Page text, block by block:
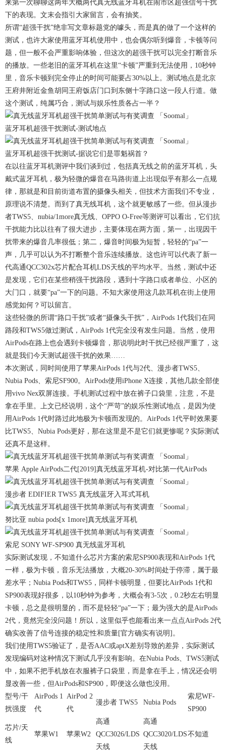
来第一次聊聊这两年大概两代真无线蓝牙耳机在闹市区超强信号干扰
下的表现。文末会指引大家留言，会有抽奖。
所谓“超强干扰”绝非写文章标题党的噱头，而是真的做了一个这样的
测试，也许大家使用蓝牙耳机使用中，也会偶尔听到爆音，卡顿等问
题，但一般不会严重影响体验，但这次的超强干扰可以完全打断音乐
的播放。一些老旧的蓝牙耳机在这里“卡顿”严重到无法使用，10秒钟
里，音乐卡顿到完全停止的时间可能要占30%以上。测试地点是北京
王府井附近金鱼胡同王府饭店门口到东侧十字路口这一段人行道。做
这个测试，纯属巧合，测试与娱乐性质各占一半？
蓝牙耳机超强干扰测试-测试地点
蓝牙耳机超强干扰测试-据说它们是罪魁祸首？
在以往蓝牙耳机测评中我们谈到过，包括真无线之前的蓝牙耳机，头
戴式蓝牙耳机，极为轻微的爆音在马路街道上出现似乎有那么一点规
律，那就是和目前街道布置的摄像头相关，但技术方面我们不专业，
原理说不清楚。而到了真无线耳机，这个就更敏感了一些。但从漫步
者TWS5、nubia/1more真无线、OPPO O-Free等测评可以看出，它们抗
干扰能力比以往有了很大进步，主要体现在两方面，第一，出现因干
扰带来的爆音几率很低；第二，爆音时间极为短暂，轻轻的“pa”一
声，几乎可以认为不打断整个音乐连续播放。这也许可以代表了新一
代高通QCC302x芯片配合耳机LDS天线的平均水平。当然，测试中还
是发现，它们在某些稍强干扰路段，遇到十字路口或者单位、小区的
大门口，就要“pa”一下的问题。不知大家使用这几款耳机在街上使用
感觉如何？可以留言。
这些轻微的所谓“路口干扰”或者“摄像头干扰”，AirPods 1代我们在同
路段和TWS5做过测试，AirPods 1代完全没有发生问题。当然，使用
AirPods在路上也会遇到卡顿爆音，那说明此时干扰已经很严重了，这
就是我们今天测试超强干扰的效果……
本次测试，同时间使用了苹果AirPods 1代与2代、漫步者TWS5、
Nubia Pods、索尼SF900。AirPods使用iPhone X连接，其他几款全部使
用vivo Nex双屏连接。手机测试过程中放在裤子口袋里，注意，不是
拿在手里。上文已经说明，这个“严苛”的娱乐性测试地点，是因为使
用AirPods 1代时路过此地极为卡顿而发现的。AirPods 1代平时效果要
比TWS5、Nubia Pods更好，那在这里是不是它们就更惨呢？实际测试
还真不是这样。
苹果 Apple AirPods二代[2019]真无线蓝牙耳机-对比第一代AirPods
漫步者 EDIFIER TWS5 真无线蓝牙入耳式耳机
努比亚 nubia pods[x 1more]真无线蓝牙耳机
索尼 SONY WF-SP900 真无线蓝牙耳机
实际测试发现，不知道什么芯片方案的索尼SP900表现和AirPods 1代
一样，极为卡顿，音乐无法播放，大概20-30%时间处于停滞，属于最
差水平；Nubia Pods和TWS5，同样卡顿明显，但要比AirPods 1代和
SP900表现好很多，以10秒钟为参考，大概会有3-5次，0.2秒左右明显
卡顿，总之是很明显的，而不是轻轻“pa”一下；最为强大的是AirPods
2代，竟然完全没问题！所以，这里似乎也能看出来一点点AirPods 2代
确实改善了信号连接的稳定性和质量[官方确实有说明]。
我们使用TWS5验证了，是否AAC或aptX差别导致的差异，实际测试
发现编码对这种情况下测试几乎没有影响。在Nubia Pods、TWS5测试
中，如果不把手机放在衣服裤子口袋里，而是拿在手上，情况还会明
显改善一些，但AirPods和SP900，即便这么做也没用。
型号/干
扰强度
AirPods 1
代
AirPod 2
代
漫步者 TWS5 Nubia Pods
索尼WF-
SP900
芯片/天
线
苹果W1 苹果W2
高通
QCC3026/LDS
天线
高通
QCC3020/LDS
天线
不知道